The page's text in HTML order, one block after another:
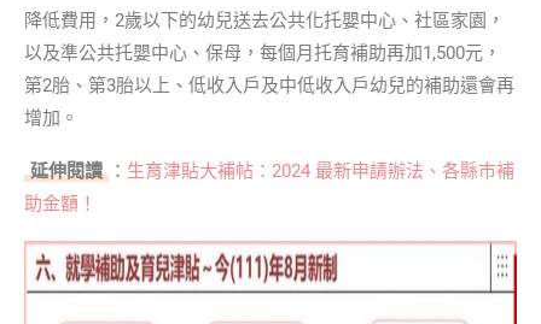
降低費用，2歲以下的幼兒送去公共化托嬰中心、社區家園，
以及準公共托嬰中心、保母，每個月托育補助再加1,500元，
第2胎、第3胎以上、低收入戶及中低收入戶幼兒的補助還會再
增加。
延伸閱讀 ： 生育津貼大補帖：2024 最新申請辦法、各縣市補
助金額！